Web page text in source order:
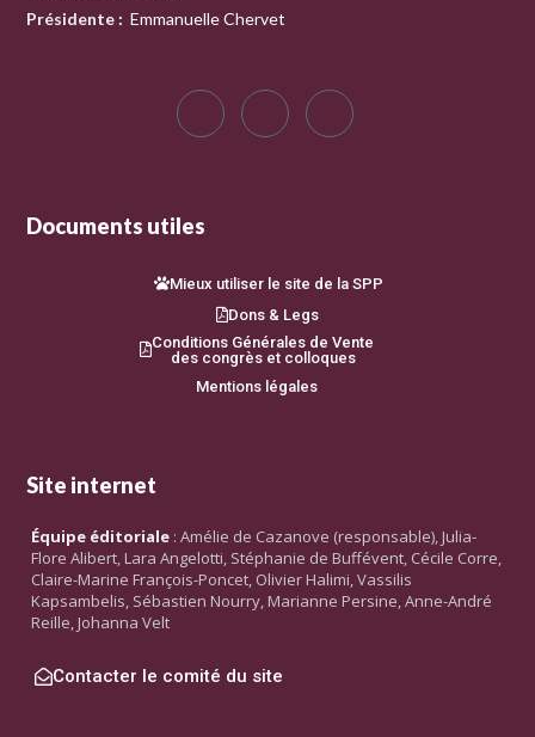
Présidente : Emmanuelle Chervet
Documents utiles
Mieux utiliser le site de la SPP
Dons & Legs
Conditions Générales de Vente
des congrès et colloques
Mentions légales
Site internet
Équipe éditoriale : Amélie de Cazanove (responsable), Julia-
Flore Alibert, Lara Angelotti, Stéphanie de Buffévent, Cécile Corre,
Claire-Marine François-Poncet, Olivier Halimi, Vassilis
Kapsambelis, Sébastien Nourry, Marianne Persine, Anne-André
Reille, Johanna Velt
Contacter le comité du site